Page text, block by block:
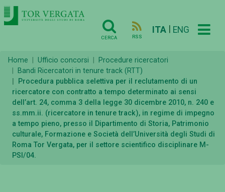
CERCA RSS
ITA ENG
Home Ufficio concorsi
Procedure ricercatori
Bandi Ricercatori in tenure track (RTT)
Procedura pubblica selettiva per il reclutamento di un
ricercatore con contratto a tempo determinato ai sensi
dell’art. 24, comma 3 della legge 30 dicembre 2010, n. 240 e
ss.mm.ii. (ricercatore in tenure track), in regime di impegno
a tempo pieno, presso il Dipartimento di Storia, Patrimonio
culturale, Formazione e Società dell’Università degli Studi di
Roma Tor Vergata, per il settore scientifico disciplinare M-
PSI/04.